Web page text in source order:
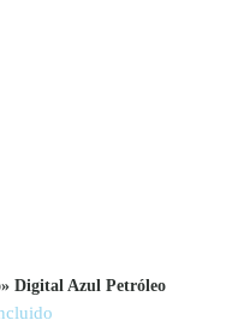
Digital Azul Petróleo